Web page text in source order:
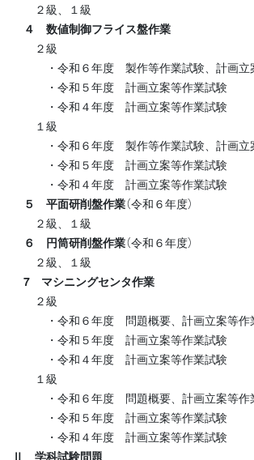
２級、１級
４ 数値制御フライス盤作業
２級
・令和６年度 製作等作業試験、計画立
・令和５年度 計画立案等作業試験
・令和４年度 計画立案等作業試験
１級
・令和６年度 製作等作業試験、計画立
・令和５年度 計画立案等作業試験
・令和４年度 計画立案等作業試験
５ 平面研削盤作業（令和６年度）
２級、１級
６ 円筒研削盤作業（令和６年度）
２級、１級
7 マシニングセンタ作業
２級
・令和６年度 問題概要、計画立案等作
・令和５年度 計画立案等作業試験
・令和４年度 計画立案等作業試験
１級
・令和６年度 問題概要、計画立案等作
・令和５年度 計画立案等作業試験
・令和４年度 計画立案等作業試験
Ⅱ 学科試験問題